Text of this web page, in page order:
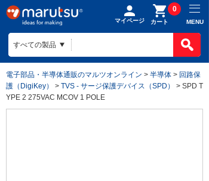
マイページ カート
0
MENU
電子部品・半導体通販のマルツオンライン > 半導体 > 回路保
護（DigiKey）
> TVS - サージ保護デバイス（SPD）
> SPD T
YPE 2 275VAC MCOV 1 POLE